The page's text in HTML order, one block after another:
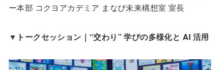
ー本部 コクヨアカデミア まなび未来構想室 室長
▼ トークセッション｜“交わり” 学びの多様化と AI 活用